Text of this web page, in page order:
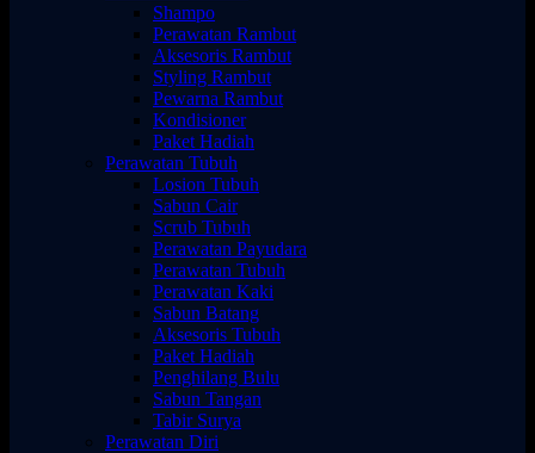
Shampo
Perawatan Rambut
Aksesoris Rambut
Styling Rambut
Pewarna Rambut
Kondisioner
Paket Hadiah
Perawatan Tubuh
Losion Tubuh
Sabun Cair
Scrub Tubuh
Perawatan Payudara
Perawatan Tubuh
Perawatan Kaki
Sabun Batang
Aksesoris Tubuh
Paket Hadiah
Penghilang Bulu
Sabun Tangan
Tabir Surya
Perawatan Diri